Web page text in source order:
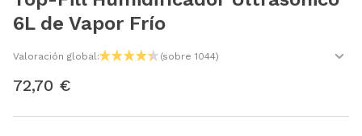
6L de Vapor Frío
Valoración global: (sobre 1044)
72,70 €